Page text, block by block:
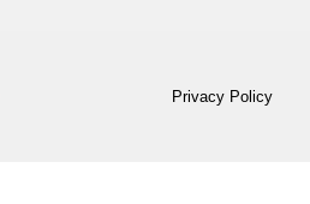
Privacy Policy